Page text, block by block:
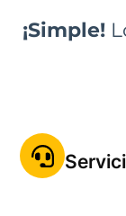
¡Simple!